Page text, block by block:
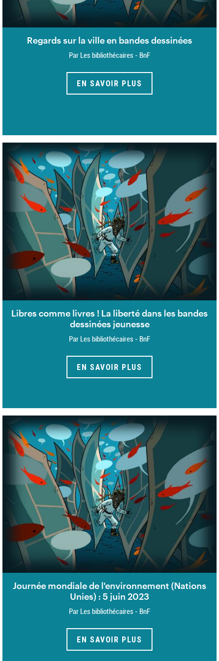
Regards sur la ville en bandes dessinées
Par Les bibliothécaires - BnF
EN SAVOIR PLUS
Libres comme livres ! La liberté dans les bandes
dessinées jeunesse
Par Les bibliothécaires - BnF
EN SAVOIR PLUS
Journée mondiale de l'environnement (Nations
Unies) : 5 juin 2023
Par Les bibliothécaires - BnF
EN SAVOIR PLUS